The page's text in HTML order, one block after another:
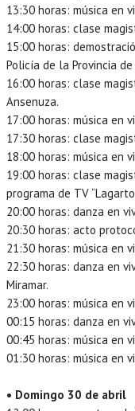
13:30 horas: música en
14:00 horas: clase
15:00 horas:
Policía de la Provincia de
16:00 horas: clase
Ansenuza.
17:00 horas: música en
17:30 horas: clase
18:00 horas: música en
19:00 horas: clase
programa de TV “Lagarto
20:00 horas: danza en
20:30 horas: acto
21:30 horas: música en
22:30 horas: danza en
Miramar.
23:00 horas: música en
00:15 horas: danza en
00:45 horas: música en
01:30 horas: música en
• Domingo 30 de abril